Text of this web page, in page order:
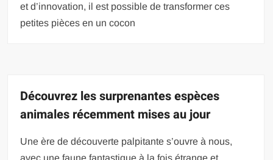
et d’innovation, il est possible de transformer ces
petites pièces en un cocon
Découvrez les surprenantes espèces
animales récemment mises au jour
Une ère de découverte palpitante s’ouvre à nous,
avec une faune fantastique à la fois étrange et